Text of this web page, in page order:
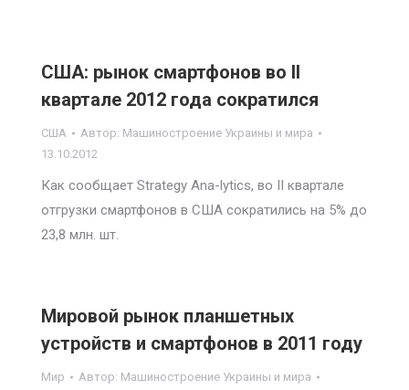
США: рынок смартфонов во II
квартале 2012 года сократился
США Автор: Машиностроение Украины и мира
13.10.2012
Как сообщает Strategy Ana-lytics, во II квартале
отгрузки смартфонов в США сократились на 5% до
23,8 млн. шт.
Мировой рынок планшетных
устройств и смартфонов в 2011 году
Мир Автор: Машиностроение Украины и мира